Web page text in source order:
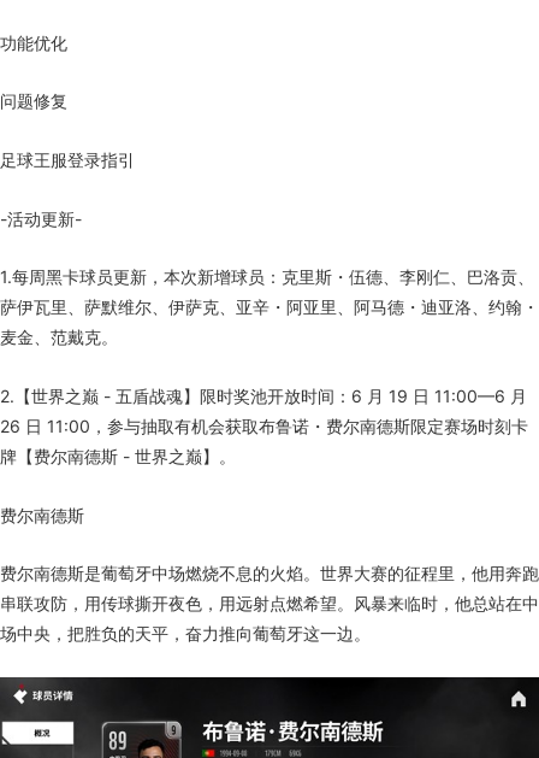
功能优化
问题修复
足球王服登录指引
-活动更新-
1.每周黑卡球员更新，本次新增球员：克里斯・伍德、李刚仁、巴洛贡、
萨伊瓦里、萨默维尔、伊萨克、亚辛・阿亚里、阿马德・迪亚洛、约翰・
麦金、范戴克。
2.【世界之巅 - 五盾战魂】限时奖池开放时间：6 月 19 日 11:00—6 月
26 日 11:00，参与抽取有机会获取布鲁诺・费尔南德斯限定赛场时刻卡
牌【费尔南德斯 - 世界之巅】。
费尔南德斯
费尔南德斯是葡萄牙中场燃烧不息的火焰。世界大赛的征程里，他用奔跑
串联攻防，用传球撕开夜色，用远射点燃希望。风暴来临时，他总站在中
场中央，把胜负的天平，奋力推向葡萄牙这一边。